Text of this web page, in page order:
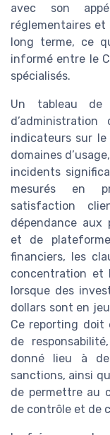
avec son
réglementaires
long terme, ce
informé entre le
spécialisés.
Un tableau de
indicateurs sur le
domaines
incidents
mesurés en
satisfaction
dépendance aux
et de
financiers, les
concentration et
lorsque des
dollars sont en
Ce reporting doit
de
donné lieu à
sanctions, ainsi
de permettre au
de contrôle et de